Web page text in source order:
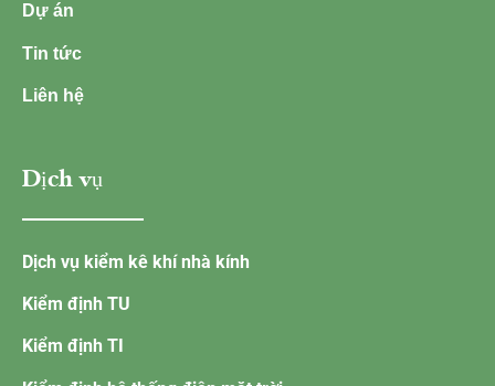
Dự án
Tin tức
Liên hệ
Dịch vụ
Dịch vụ kiểm kê khí nhà kính
Kiểm định TU
Kiểm định TI